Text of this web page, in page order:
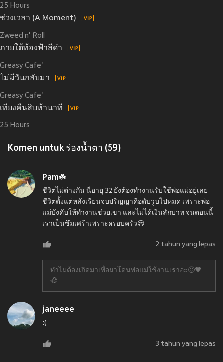
25 Hours
ช่วงเวลา (A Moment)
Zweed n' Roll
ภายใต้ท้องฟ้าสีดำ
Greasy Cafe'
ไม่มีวันกลับมา
Greasy Cafe'
เที่ยงคืนสิบห้านาที
25 Hours
Komen untuk ร่องน้ำตา (59)
Pam☘️
ชีวิตไม่ต่างกัน นี่อายุ 32 ยังต้องทำงานรับใช้พ่อแม่อยู่เลย
ชีวิตตั้งแต่หลังเรียนจบปริญญาคือดับวูบไปหมด เพราะพ่อ
แม่บังคับให้ทำงานช่วยเขา และไม่ได้เงินสักบาท จนตอนนี้
เราเป็นซึมเศร้าเพราะครอบครัว😢
2 tahun yang lepas
ทำไมต้องเกิดมาเพื่อมาโดนพ่อแม่ใช้งานเราอะ🙂🖤
🥀
janeeee
:(
3 tahun yang lepas